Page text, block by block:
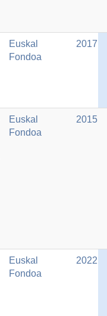
Euskal
Fondoa
2017
Euskal
Fondoa
2015
Euskal
Fondoa
2022